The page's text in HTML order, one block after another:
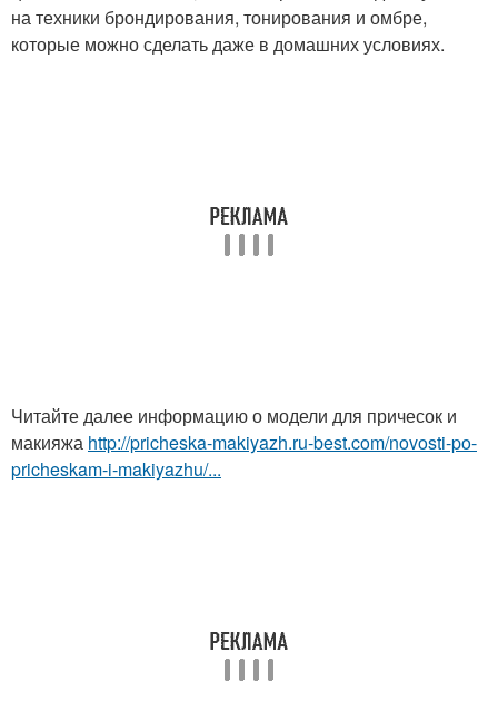
на техники брондирования, тонирования и омбре,
которые можно сделать даже в домашних условиях.
Читайте далее информацию о модели для причесок и
макияжа http://pricheska-makiyazh.ru-best.com/novosti-po-
pricheskam-i-makiyazhu/...